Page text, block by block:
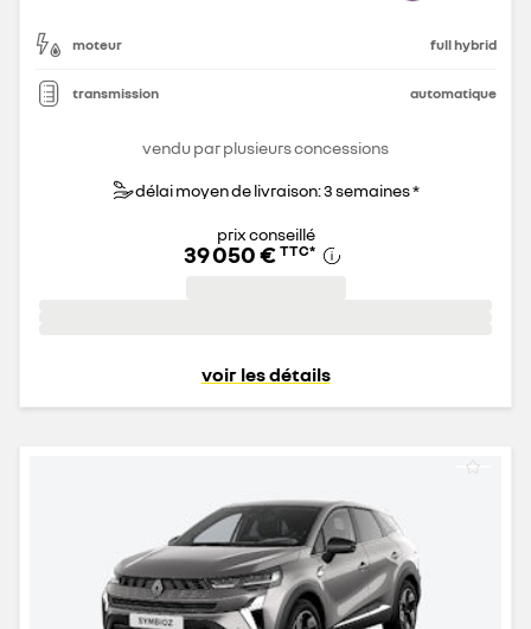
moteur full hybrid
transmission automatique
vendu par plusieurs concessions
délai moyen de livraison: 3 semaines *
prix conseillé
39 050 € TTC*
voir les détails